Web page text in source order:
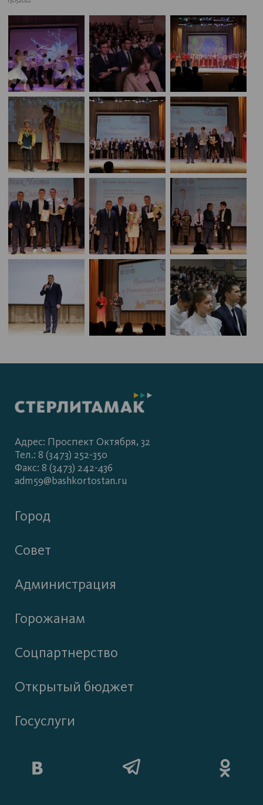
Адрес: Проспект Октября, 32
Тел.: 8 (3473) 252-350
Факс: 8 (3473) 242-436
adm59@bashkortostan.ru
Город
Совет
Администрация
Горожанам
Соцпартнерство
Открытый бюджет
Госуслуги